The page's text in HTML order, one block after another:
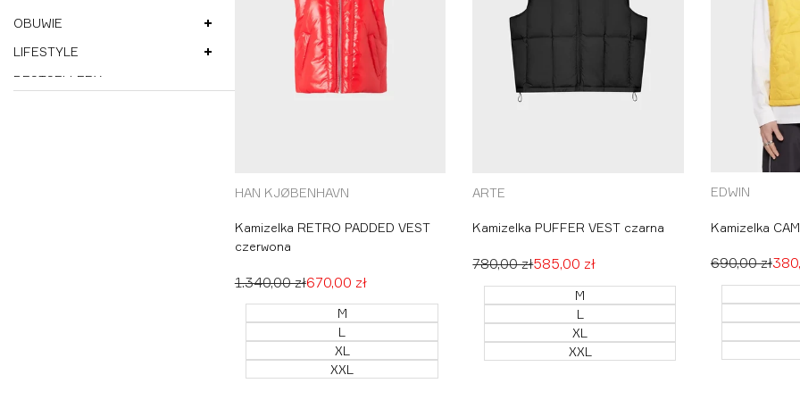
Producent:
HAN KJØBENHAVN
Kamizelka RETRO PADDED VEST
czerwona
Cena
1.340,00 złCena
670,00 zł
M
L
XL
XXL
Producent:
ARTE
Kamizelka PUFFER VEST czarna
Cena
780,00 złCena
585,00 zł
M
L
XL
XXL
Producent:
EDWIN
Kamizelka
Cena
690,00 zł
OBUWIE
LIFESTYLE
BESTSELLERY